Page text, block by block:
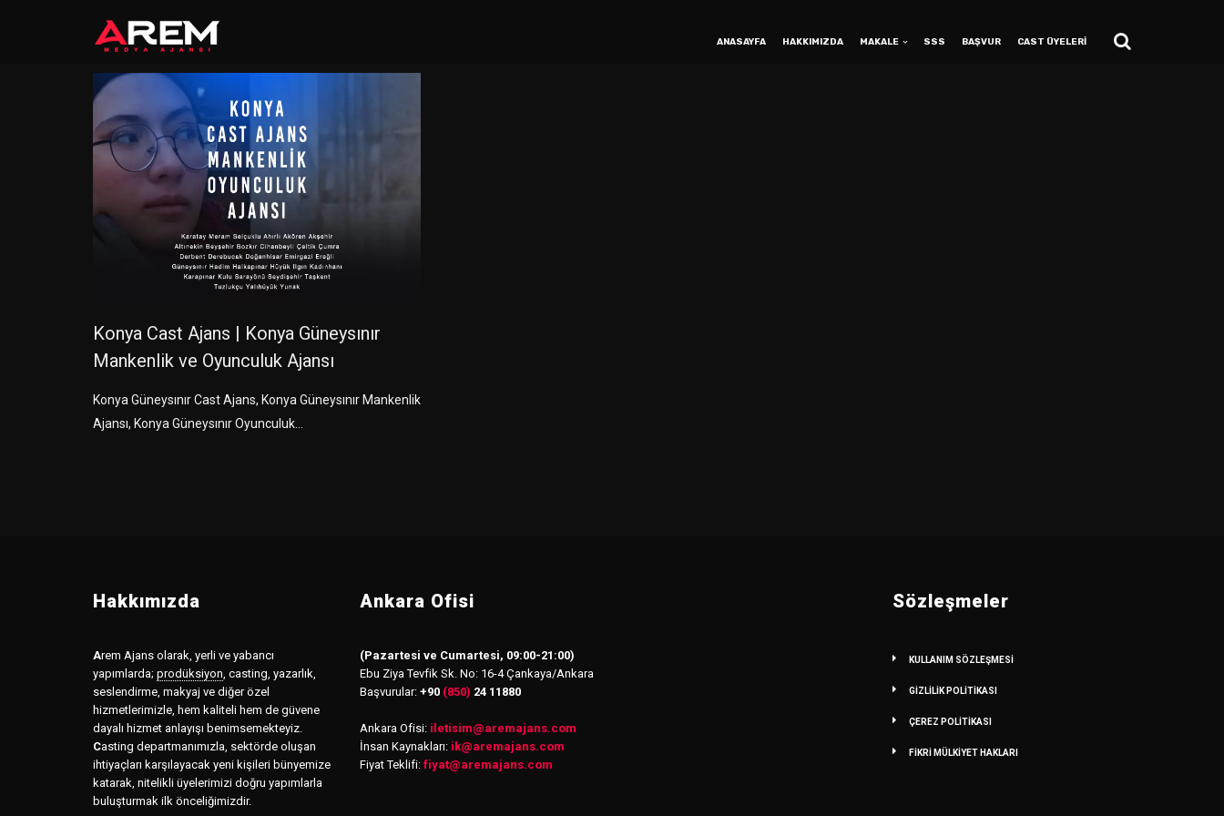
ANASAYFA HAKKIMIZDA MAKALE SSS BAŞVUR CAST ÜYELERİ
Konya Cast Ajans | Konya Güneysınır
Mankenlik ve Oyunculuk Ajansı
Konya Güneysınır Cast Ajans, Konya Güneysınır Mankenlik
Ajansı, Konya Güneysınır Oyunculuk...
Hakkımızda
Arem Ajans olarak, yerli ve yabancı
yapımlarda; prodüksiyon casting, yazarlık,
seslendirme, makyaj ve diğer özel
hizmetlerimizle, hem kaliteli hem de güvene
dayalı hizmet anlayışı benimsemekteyiz.
Casting departmanımızla, sektörde oluşan
ihtiyaçları karşılayacak yeni kişileri bünyemize
katarak, nitelikli üyelerimizi doğru yapımlarla
buluşturmak ilk önceliğimizdir.
Ankara Ofisi
(Pazartesi ve Cumartesi, 09:00-21:00)
Ebu Ziya Tevfik Sk. No: 16-4 Çankaya/Ankara
Başvurular: +90 (850) 24 11880
Ankara Ofisi: iletisim@aremajans.com
İnsan Kaynakları: ik@aremajans.com
Fiyat Teklifi: fiyat@aremajans.com
Sözleşmeler
KULLANIM SÖZLEŞMESİ
GİZLİLİK POLİTİKASI
ÇEREZ POLİTİKASI
FİKRİ MÜLKİYET HAKLARI